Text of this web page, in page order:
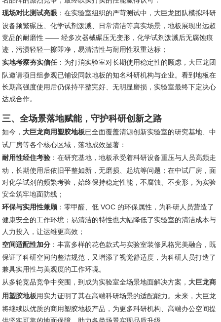
现场对比测试亮眼 ：在实验室组织的严苛测试中，大巨龙团队模拟科研
设备频繁碾压、化学试剂泼溅、日常清洁等真实场景，地板展现出远超
竞品的耐磨性 —— 经多次器械碾压无变形，化学试剂泼溅后无腐蚀痕
迹，污渍轻轻一擦即净，易清洁性与耐用性双重达标；
实地考察夯实信任 ：为打消实验室对长期使用稳定性的顾虑，大巨龙团
队邀请项目组参观已铺设同款地板的知名科研机构与企业。看到地板在
长期高强度使用后仍保持平整完好、无明显磨损，实验室最终下定决心
达成合作。
三、全场景落地赋能，守护科研创新之路
如今， 大巨龙商用塑胶地板已全面覆盖清源创新实验室的研究基地、中
试厂房等各个核心区域，落地成效显著：
耐用性经住考验 ：在研究基地，地板承受着科研设备重压与人员高频走
动，长期使用后依旧平整如新，无磨损、起坑等问题；在中试厂房，面
对化学试剂的频繁考验，始终保持稳定性能，不腐蚀、不变形，为实验
安全筑牢地面防线；
环保与实用性兼顾 ：零甲醛、低 VOC 的环保属性，为科研人员营造了
健康安全的工作环境；易清洁的特性也大幅降低了实验室的清洁成本与
人力投入，让运维更高效；
空间适配性加分 ：丰富多样的花色款式与实验室装修风格完美融合，既
保证了科研空间的整洁规范，又增添了视觉舒适度，为科研人员打造了
兼具实用性与美观度的工作环境。
从多轮竞品竞争中突围，到成为实验室全场景地面解决方案， 大巨龙商
用塑胶地板用实力证明了其在高端科研场景的适配能力。未来，大巨龙
将继续以优质的商用塑胶地板产品，为更多科研机构、高端办公空间提